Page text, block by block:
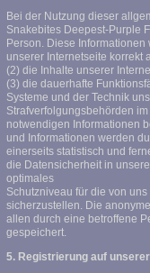
Bei der Nutzung dieser
Snakebites Deepest-Purple
Person. Diese
unserer Internetseite korrekt
(2) die Inhalte unserer
(3) die dauerhafte
Systeme und der Technik
Strafverfolgungsbehörden
notwendigen Informationen
und Informationen werden
einerseits statistisch und
die Datensicherheit in
optimales
Schutzniveau für die von
sicherzustellen. Die
allen durch eine betroffene
gespeichert.
5. Registrierung auf